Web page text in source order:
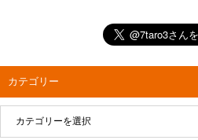
カテゴリー